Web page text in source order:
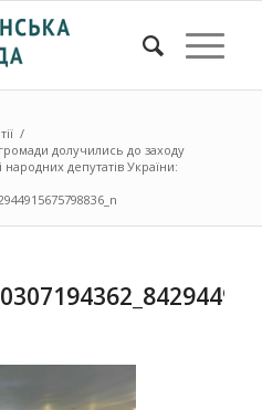
/
долучились до заходу
депутатів України: